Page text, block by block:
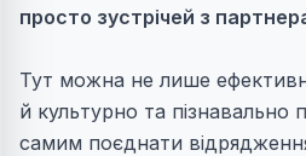
просто зустрічей з
Тут можна не лише
й культурно та пізнавально
самим поєднати